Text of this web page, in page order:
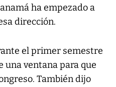
ha empezado a
dirección.
el primer semestre
una ventana para que
También dijo